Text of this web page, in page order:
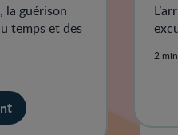
la guérison
temps et des
2